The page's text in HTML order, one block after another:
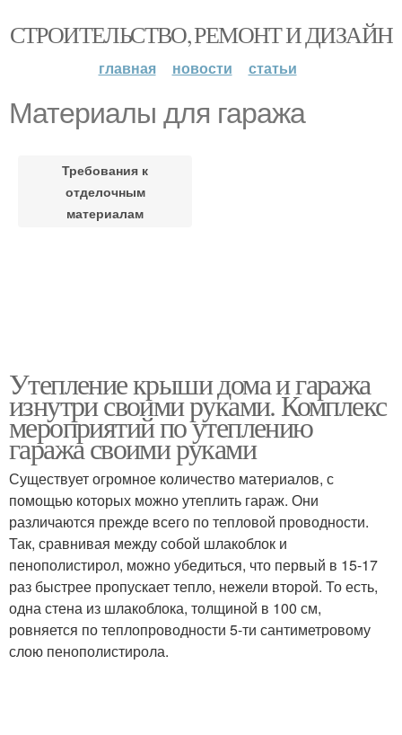
СТРОИТЕЛЬСТВО, РЕМОНТ И ДИЗАЙН
главная новости статьи
Материалы для гаража
Требования к
отделочным
материалам
Утепление крыши дома и гаража
изнутри своими руками. Комплекс
мероприятий по утеплению
гаража своими руками
Существует огромное количество материалов, с
помощью которых можно утеплить гараж. Они
различаются прежде всего по тепловой проводности.
Так, сравнивая между собой шлакоблок и
пенополистирол, можно убедиться, что первый в 15-17
раз быстрее пропускает тепло, нежели второй. То есть,
одна стена из шлакоблока, толщиной в 100 см,
ровняется по теплопроводности 5-ти сантиметровому
слою пенополистирола.